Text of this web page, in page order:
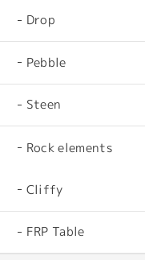
Drop
Pebble
Steen
Rock elements
Cliffy
FRP Table